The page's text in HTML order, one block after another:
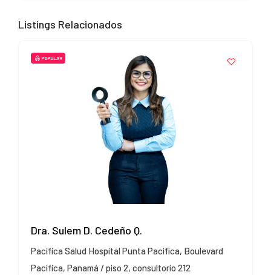
Listings Relacionados
POPULAR
Dra. Sulem D. Cedeño Q.
Pacífica Salud Hospital Punta Pacífica, Boulevard
Pacífica, Panamá / piso 2, consultorio 212